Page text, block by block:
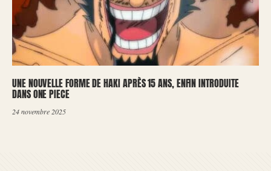
UNE NOUVELLE FORME DE HAKI APRÈS 15 ANS, ENFIN INTRODUITE
DANS ONE PIECE
24 novembre 2025